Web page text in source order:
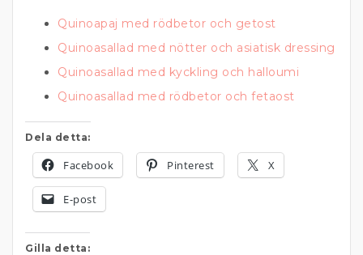
Quinoapaj med rödbetor och getost
Quinoasallad med nötter och asiatisk dressing
Quinoasallad med kyckling och halloumi
Quinoasallad med rödbetor och fetaost
Dela detta:
Facebook Pinterest X
E-post
Gilla detta: